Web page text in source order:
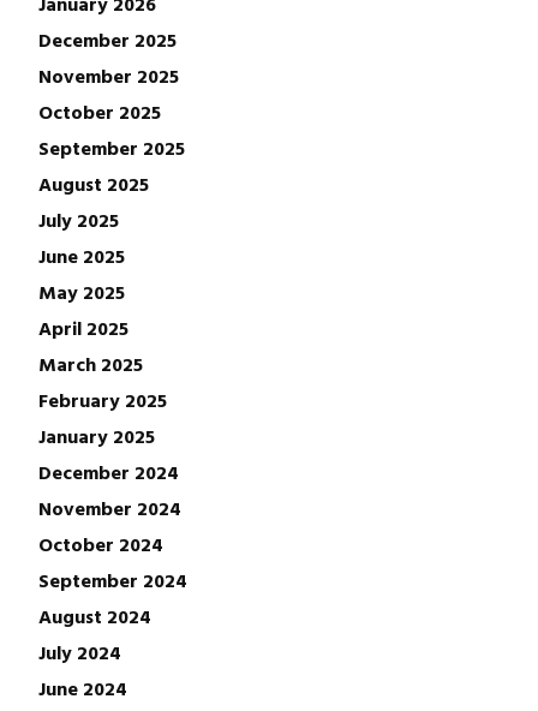
December 2025
November 2025
October 2025
September 2025
August 2025
July 2025
June 2025
May 2025
April 2025
March 2025
February 2025
January 2025
December 2024
November 2024
October 2024
September 2024
August 2024
July 2024
June 2024